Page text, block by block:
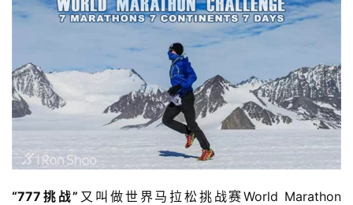
“777挑战” 又叫做世界马拉松挑战赛World Marathon